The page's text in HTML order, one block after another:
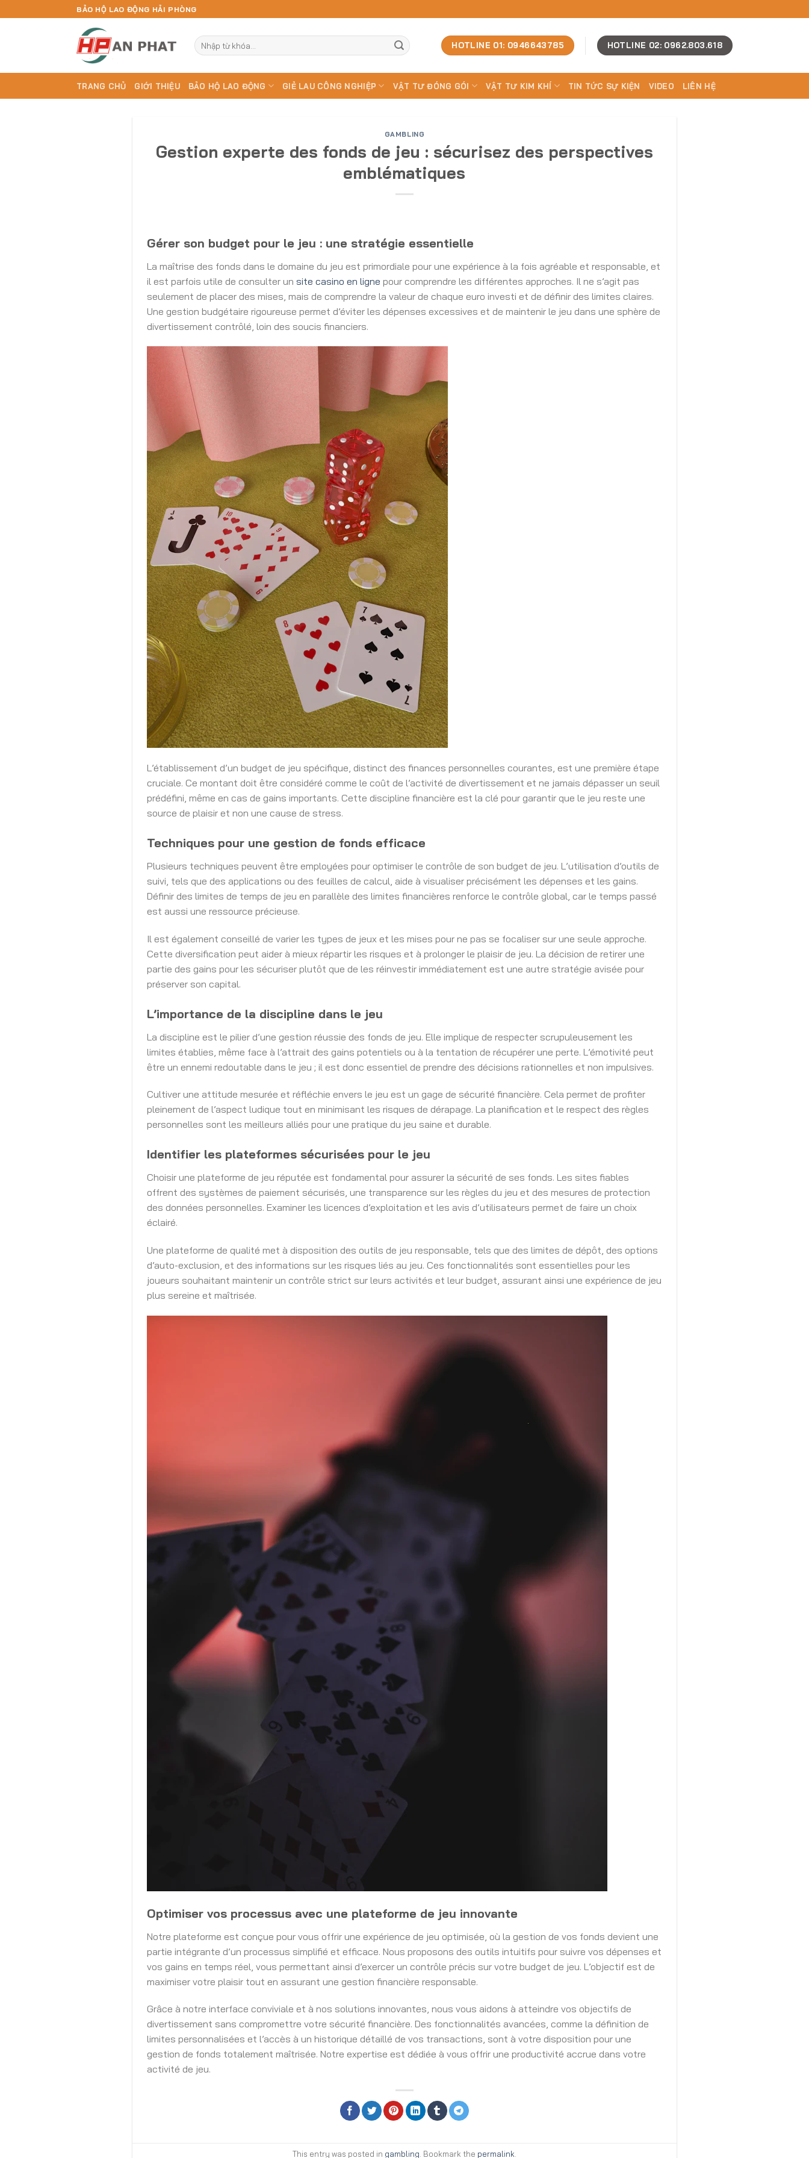
BẢO HỘ LAO ĐỘNG HẢI PHÒNG
Tìm
kiếm:
HOTLINE 01: 0946643785 HOTLINE 02: 0962.803.618
TRANG CHỦ GIỚI THIỆU BẢO HỘ LAO ĐỘNG GIẺ LAU CÔNG NGHIỆP VẬT TƯ ĐÓNG GÓI VẬT TƯ KIM KHÍ TIN TỨC SỰ KIỆN VIDEO LIÊN HỆ
GAMBLING
Gestion experte des fonds de jeu : sécurisez des perspectives
emblématiques
Gérer son budget pour le jeu : une stratégie essentielle
La maîtrise des fonds dans le domaine du jeu est primordiale pour une expérience à la fois agréable et responsable, et
il est parfois utile de consulter unsite casino en ligne pour comprendre les différentes approches. Il ne s’agit pas
seulement de placer des mises, mais de comprendre la valeur de chaque euro investi et de définir des limites claires.
Une gestion budgétaire rigoureuse permet d’éviter les dépenses excessives et de maintenir le jeu dans une sphère de
divertissement contrôlé, loin des soucis financiers.
L’établissement d’un budget de jeu spécifique, distinct des finances personnelles courantes, est une première étape
cruciale. Ce montant doit être considéré comme le coût de l’activité de divertissement et ne jamais dépasser un seuil
prédéfini, même en cas de gains importants. Cette discipline financière est la clé pour garantir que le jeu reste une
source de plaisir et non une cause de stress.
Techniques pour une gestion de fonds efficace
Plusieurs techniques peuvent être employées pour optimiser le contrôle de son budget de jeu. L’utilisation d’outils de
suivi, tels que des applications ou des feuilles de calcul, aide à visualiser précisément les dépenses et les gains.
Définir des limites de temps de jeu en parallèle des limites financières renforce le contrôle global, car le temps passé
est aussi une ressource précieuse.
Il est également conseillé de varier les types de jeux et les mises pour ne pas se focaliser sur une seule approche.
Cette diversification peut aider à mieux répartir les risques et à prolonger le plaisir de jeu. La décision de retirer une
partie des gains pour les sécuriser plutôt que de les réinvestir immédiatement est une autre stratégie avisée pour
préserver son capital.
L’importance de la discipline dans le jeu
La discipline est le pilier d’une gestion réussie des fonds de jeu. Elle implique de respecter scrupuleusement les
limites établies, même face à l’attrait des gains potentiels ou à la tentation de récupérer une perte. L’émotivité peut
être un ennemi redoutable dans le jeu ; il est donc essentiel de prendre des décisions rationnelles et non impulsives.
Cultiver une attitude mesurée et réfléchie envers le jeu est un gage de sécurité financière. Cela permet de profiter
pleinement de l’aspect ludique tout en minimisant les risques de dérapage. La planification et le respect des règles
personnelles sont les meilleurs alliés pour une pratique du jeu saine et durable.
Identifier les plateformes sécurisées pour le jeu
Choisir une plateforme de jeu réputée est fondamental pour assurer la sécurité de ses fonds. Les sites fiables
offrent des systèmes de paiement sécurisés, une transparence sur les règles du jeu et des mesures de protection
des données personnelles. Examiner les licences d’exploitation et les avis d’utilisateurs permet de faire un choix
éclairé.
Une plateforme de qualité met à disposition des outils de jeu responsable, tels que des limites de dépôt, des options
d’auto-exclusion, et des informations sur les risques liés au jeu. Ces fonctionnalités sont essentielles pour les
joueurs souhaitant maintenir un contrôle strict sur leurs activités et leur budget, assurant ainsi une expérience de jeu
plus sereine et maîtrisée.
Optimiser vos processus avec une plateforme de jeu innovante
Notre plateforme est conçue pour vous offrir une expérience de jeu optimisée, où la gestion de vos fonds devient une
partie intégrante d’un processus simplifié et efficace. Nous proposons des outils intuitifs pour suivre vos dépenses et
vos gains en temps réel, vous permettant ainsi d’exercer un contrôle précis sur votre budget de jeu. L’objectif est de
maximiser votre plaisir tout en assurant une gestion financière responsable.
Grâce à notre interface conviviale et à nos solutions innovantes, nous vous aidons à atteindre vos objectifs de
divertissement sans compromettre votre sécurité financière. Des fonctionnalités avancées, comme la définition de
limites personnalisées et l’accès à un historique détaillé de vos transactions, sont à votre disposition pour une
gestion de fonds totalement maîtrisée. Notre expertise est dédiée à vous offrir une productivité accrue dans votre
activité de jeu.
This entry was posted in gambling . Bookmark the permalink